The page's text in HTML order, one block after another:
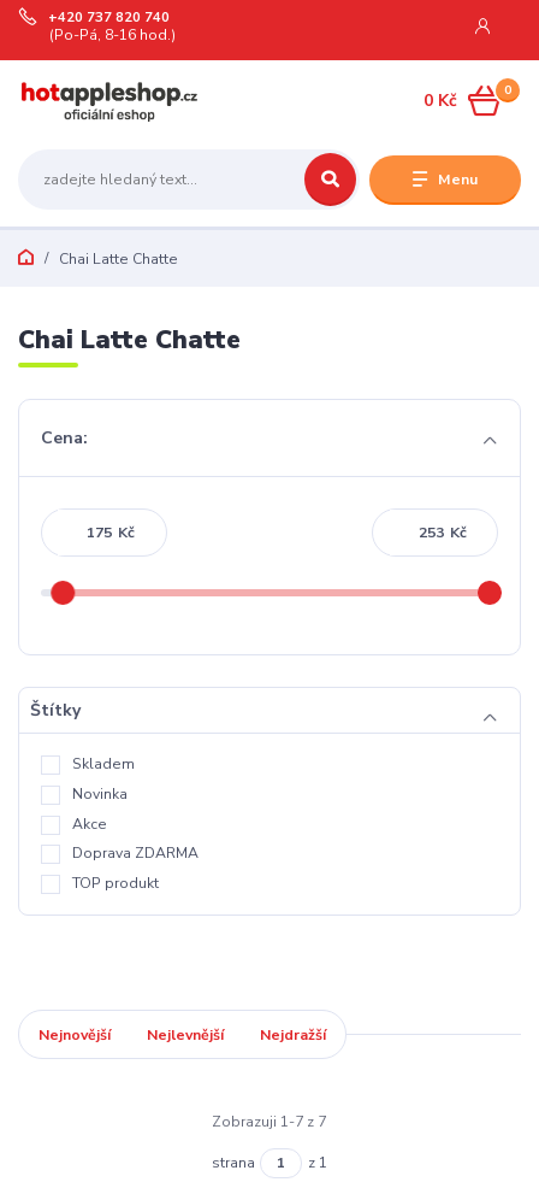
Menu
+420 737 820 740
(Po-Pá, 8-16 hod.)
0
0 Kč
Chai Latte Chatte
Chai Latte Chatte
Cena:
Kč Kč
Štítky
Skladem
Novinka
Akce
Doprava ZDARMA
TOP produkt
Nejnovější Nejlevnější Nejdražší
Zobrazuji 1-7 z 7
strana z 1